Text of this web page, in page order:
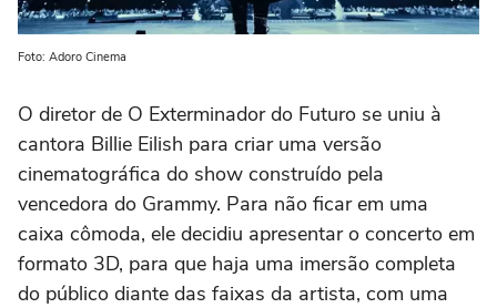
Foto: Adoro Cinema
O diretor de O Exterminador do Futuro se uniu à
cantora Billie Eilish para criar uma versão
cinematográfica do show construído pela
vencedora do Grammy. Para não ficar em uma
caixa cômoda, ele decidiu apresentar o concerto em
formato 3D, para que haja uma imersão completa
do público diante das faixas da artista, com uma